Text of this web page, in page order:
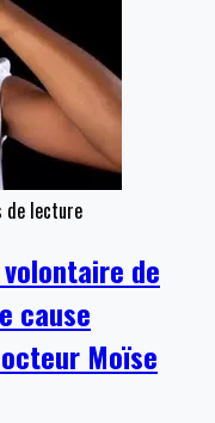
de lecture
de
cause
Moïse